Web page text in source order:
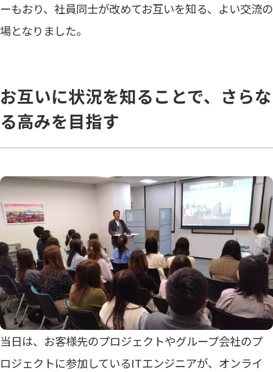
ーもおり、社員同士が改めてお互いを知る、よい交流の
場となりました。
お互いに状況を知ることで、さらな
る高みを目指す
当日は、お客様先のプロジェクトやグループ会社のプ
ロジェクトに参加しているITエンジニアが、オンライ